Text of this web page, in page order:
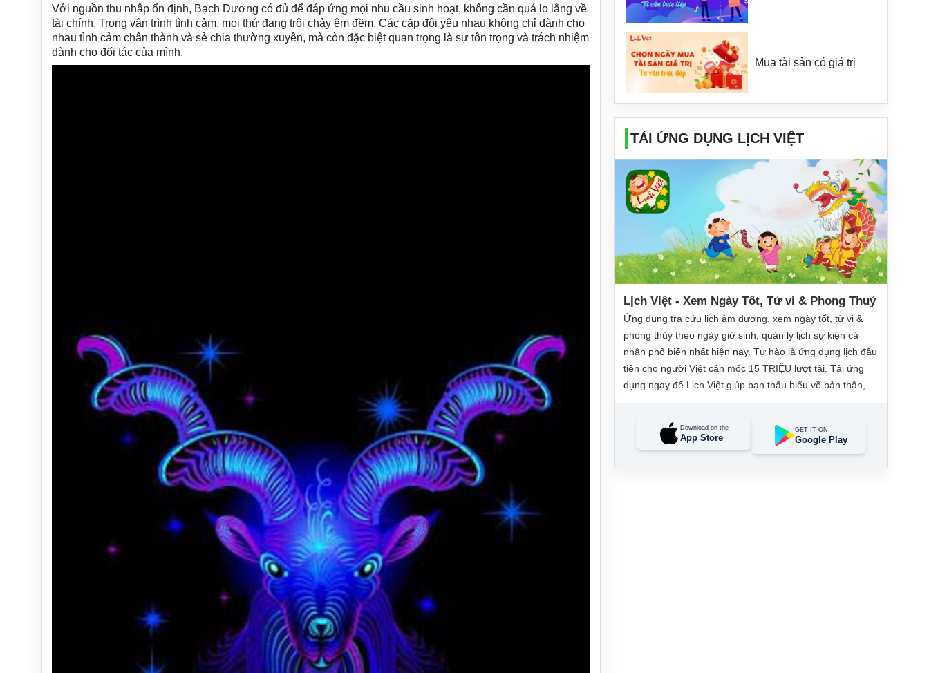
Với nguồn thu nhập ổn định, Bạch Dương có đủ để đáp ứng mọi nhu cầu sinh hoạt, không cần quá lo lắng về
tài chính. Trong vận trình tình cảm, mọi thứ đang trôi chảy êm đềm. Các cặp đôi yêu nhau không chỉ dành cho
nhau tình cảm chân thành và sẻ chia thường xuyên, mà còn đặc biệt quan trọng là sự tôn trọng và trách nhiệm
dành cho đối tác của mình.
Mua tài sản có giá trị
TẢI ỨNG DỤNG LỊCH VIỆT
Lịch Việt - Xem Ngày Tốt, Tử vi & Phong Thuỷ
Ứng dụng tra cứu lịch âm dương, xem ngày tốt, tử vi &
phong thủy theo ngày giờ sinh, quản lý lịch sự kiện cá
nhân phổ biến nhất hiện nay. Tự hào là ứng dụng lịch đầu
tiên cho người Việt cán mốc 15 TRIỆU lượt tải. Tải ứng
dụng ngay để Lịch Việt giúp bạn thấu hiểu về bản thân,
Download on the
App Store
GET IT ON
Google Play